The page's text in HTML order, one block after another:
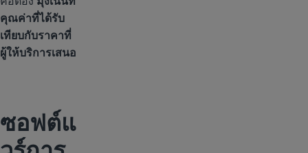
คุณค่าที่ได้รับ
เทียบกับราคาที่
ผู้ให้บริการเสนอ
ซอฟต์แ